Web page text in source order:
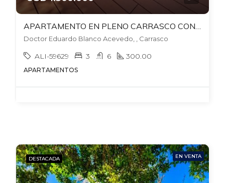
Doctor Eduardo Blanco Acevedo, , Carrasco
ALI-59629 3 6 300.00
APARTAMENTOS
DESTACADA EN VENTA